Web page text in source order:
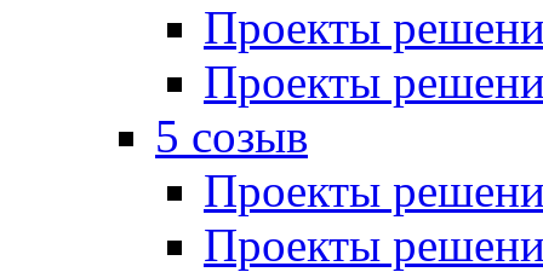
Проекты
Проекты
5 созыв
Проекты
Проекты